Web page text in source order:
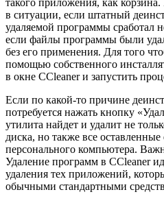
такого приложения, как корзина.
в ситуации, если штатный
удаляемой программы сработал
если файлы программы были
без его применения. Для того
помощью собственного
в окне CCleaner и запустить
Если по какой-то причине
потребуется нажать кнопку
утилита найдет и удалит не
диска, но также все оставленные
персонального компьютера.
Удаление программ в CCleaner
удаления тех приложений,
обычными стандартными